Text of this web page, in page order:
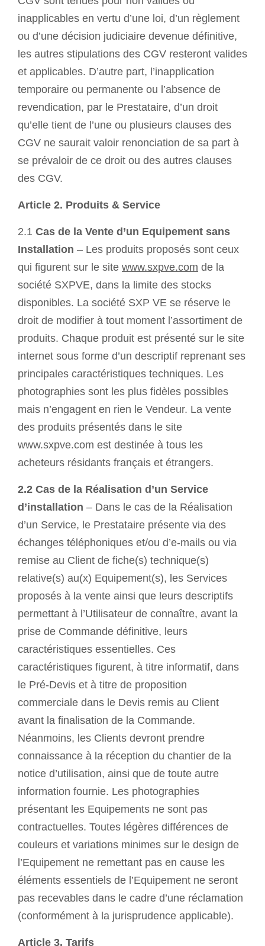
inapplicables en vertu d’une loi, d’un règlement
ou d’une décision judiciaire devenue définitive,
les autres stipulations des CGV resteront valides
et applicables. D’autre part, l’inapplication
temporaire ou permanente ou l’absence de
revendication, par le Prestataire, d’un droit
qu’elle tient de l’une ou plusieurs clauses des
CGV ne saurait valoir renonciation de sa part à
se prévaloir de ce droit ou des autres clauses
des CGV.
Article 2. Produits & Service
2.1 Cas de la Vente d’un Equipement sans
Installation – Les produits proposés sont ceux
qui figurent sur le site www.sxpve.com de la
société SXPVE, dans la limite des stocks
disponibles. La société SXP VE se réserve le
droit de modifier à tout moment l’assortiment de
produits. Chaque produit est présenté sur le site
internet sous forme d’un descriptif reprenant ses
principales caractéristiques techniques. Les
photographies sont les plus fidèles possibles
mais n’engagent en rien le Vendeur. La vente
des produits présentés dans le site
www.sxpve.com est destinée à tous les
acheteurs résidants français et étrangers.
2.2 Cas de la Réalisation d’un Service
d’installation – Dans le cas de la Réalisation
d’un Service, le Prestataire présente via des
échanges téléphoniques et/ou d’e-mails ou via
remise au Client de fiche(s) technique(s)
relative(s) au(x) Equipement(s), les Services
proposés à la vente ainsi que leurs descriptifs
permettant à l’Utilisateur de connaître, avant la
prise de Commande définitive, leurs
caractéristiques essentielles. Ces
caractéristiques figurent, à titre informatif, dans
le Pré-Devis et à titre de proposition
commerciale dans le Devis remis au Client
avant la finalisation de la Commande.
Néanmoins, les Clients devront prendre
connaissance à la réception du chantier de la
notice d’utilisation, ainsi que de toute autre
information fournie. Les photographies
présentant les Equipements ne sont pas
contractuelles. Toutes légères différences de
couleurs et variations minimes sur le design de
l’Equipement ne remettant pas en cause les
éléments essentiels de l’Equipement ne seront
pas recevables dans le cadre d’une réclamation
(conformément à la jurisprudence applicable).
Article 3. Tarifs